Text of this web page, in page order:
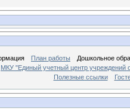
План работы
Дошкольное
МКУ "Единый учетный центр учреждений
Полезные ссылки